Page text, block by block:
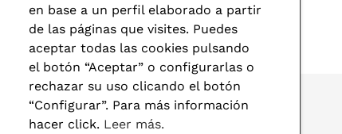
en base a un perfil elaborado a partir
de las páginas que visites. Puedes
aceptar todas las cookies pulsando
el botón “Aceptar” o configurarlas o
rechazar su uso clicando el botón
“Configurar”. Para más información
hacer click. Leer más.